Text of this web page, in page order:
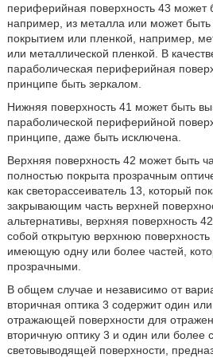
периферийная поверхность 43 может
например, из металла или может
покрытием или пленкой, например,
или металлической пленкой. В
параболическая периферийная
принципе быть зеркалом.
Нижняя поверхность 41 может быть
параболической периферийной
принципе, даже быть исключена.
Верхняя поверхность 42 может быть
полностью покрыта прозрачным
как светорассеиватель 13, который
закрывающим часть верхней
альтернативы, верхняя поверхность
собой открытую верхнюю
имеющую одну или более частей,
прозрачными.
В общем случае и независимо от
вторичная оптика 3 содержит один
отражающей поверхности для
вторичную оптику 3 и один или более
световыводящей поверхности,